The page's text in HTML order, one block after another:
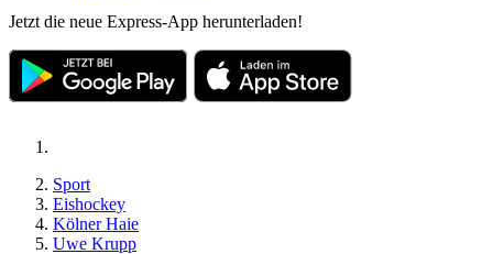
Jetzt die neue Express-App herunterladen!
Sport
Eishockey
Kölner Haie
Uwe Krupp